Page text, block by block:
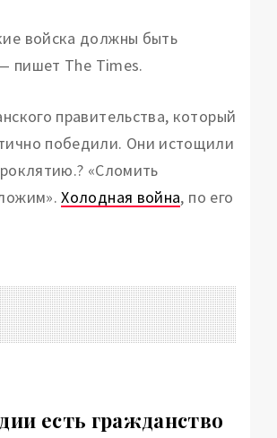
войска должны быть
пишет The Times.
правительства, который
победили. Они истощили
«Сломить
Холодная война, по его
есть гражданство